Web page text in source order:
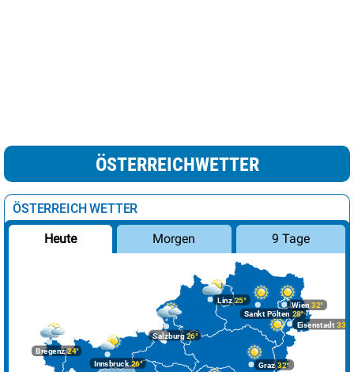
ÖSTERREICHWETTER
ÖSTERREICH WETTER
Heute Morgen 9 Tage
Bregenz24°
Graz32°
Innsbruck26°
Linz25°
Salzburg26°
Wien 32°
Eisenstadt 33°
Sankt Pölten 28°